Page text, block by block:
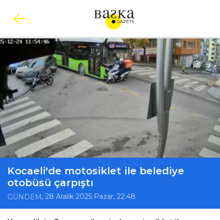
Kocaeli'de motosiklet ile belediye
otobüsü çarpıştı
GÜNDEM, 28 Aralık 2025 Pazar, 22:48